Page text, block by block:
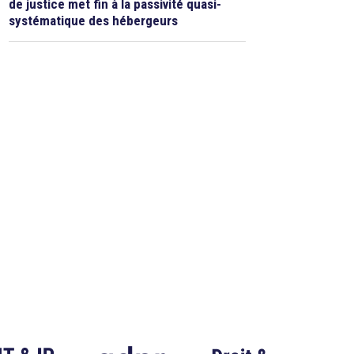
de justice met fin à la passivité quasi-
systématique des hébergeurs